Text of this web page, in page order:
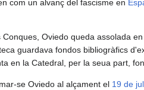
com un alvanç del fascisme en
Oviedo queda assolada
guardava fondos bibliogràfics
en la Catedral, per la seua part,
se Oviedo al alçament el 19 de